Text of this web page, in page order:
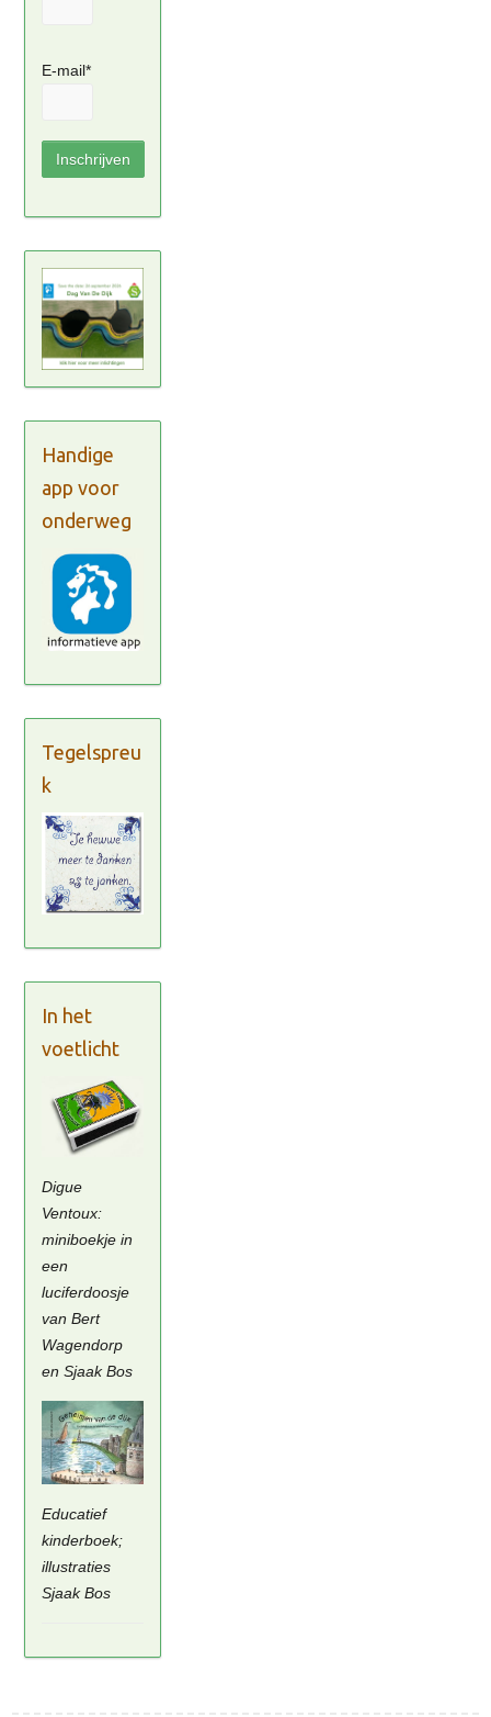
E-mail*
Handige
app voor
onderweg
Tegelspreu
k
In het
voetlicht
Digue
Ventoux:
miniboekje in
een
luciferdoosje
van Bert
Wagendorp
en Sjaak Bos
Educatief
kinderboek;
illustraties
Sjaak Bos